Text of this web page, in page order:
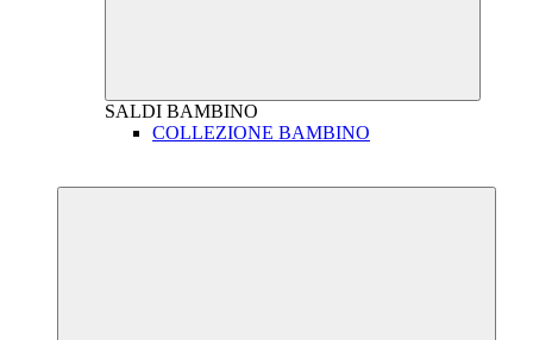
SALDI BAMBINO
COLLEZIONE BAMBINO